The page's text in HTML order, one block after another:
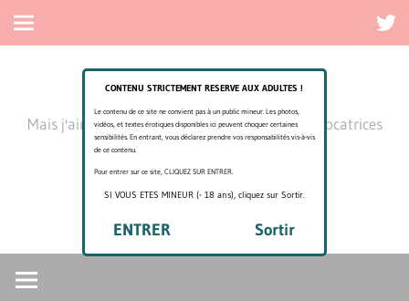
CONTENU STRICTEMENT RESERVE AUX ADULTES !
Le contenu de ce site ne convient pas à un public mineur. Les photos,
vidéos, et textes érotiques disponibles ici peuvent choquer certaines
sensibilités. En entrant, vous déclarez prendre vos responsabilités vis-à-vis
de ce contenu.
Pour entrer sur ce site, CLIQUEZ SUR ENTRER.
SI VOUS ETES MINEUR (- 18 ans), cliquez sur Sortir.
ENTRER Sortir
Navigation
J'aime tes fesses
Mais j'aime aussi ton cul, tes belles fesses provocatrices
Search
for:
Search